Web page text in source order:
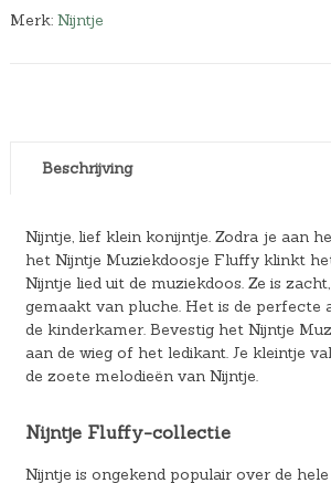
Merk: Nijntje
Beschrijving
Nijntje, lief klein konijntje. Zodra je aan
het Nijntje Muziekdoosje Fluffy klinkt
Nijntje lied uit de muziekdoos. Ze is
gemaakt van pluche. Het is de perfecte
de kinderkamer. Bevestig het Nijntje
aan de wieg of het ledikant. Je kleintje
de zoete melodieën van Nijntje.
Nijntje Fluffy-collectie
Nijntje is ongekend populair over de